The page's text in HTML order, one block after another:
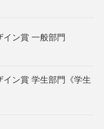
イン賞 一般部門
イン賞 学生部門《学生